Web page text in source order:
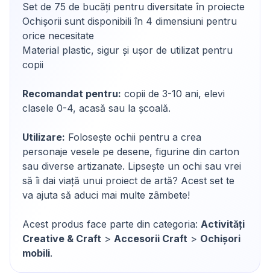
Set de 75 de bucăți pentru diversitate în proiecte
Ochișorii sunt disponibili în 4 dimensiuni pentru
orice necesitate
Material plastic, sigur și ușor de utilizat pentru
copii
Recomandat pentru: copii de 3-10 ani, elevi
clasele 0-4, acasă sau la școală.
Utilizare: Folosește ochii pentru a crea
personaje vesele pe desene, figurine din carton
sau diverse artizanate. Lipsește un ochi sau vrei
să îi dai viață unui proiect de artă? Acest set te
va ajuta să aduci mai multe zâmbete!
Acest produs face parte din categoria: Activități
Creative & Craft > Accesorii Craft > Ochișori
mobili.